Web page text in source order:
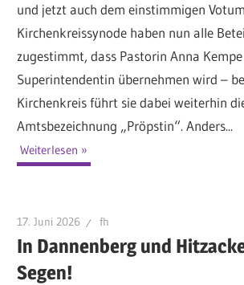
und jetzt auch dem einstimmigen
Kirchenkreissynode haben nun alle
zugestimmt, dass Pastorin Anna
Superintendentin übernehmen wird –
Kirchenkreis führt sie dabei weiterhin
Amtsbezeichnung „Pröpstin“. Anders...
Weiterlesen
17. Juni 2026 fh
In Dannenberg und
Segen!